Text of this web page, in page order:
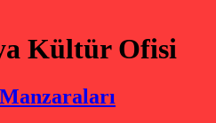
Kültür Ofisi